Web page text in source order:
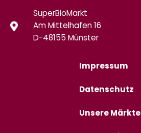
SuperBioMarkt
Am Mittelhafen 16
D-48155 Münster
Impressum
Datenschutz
Unsere Märkte